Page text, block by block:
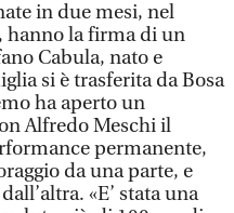
in due mesi, nel
hanno la firma di un
Cabula, nato e
si è trasferita da Bosa
ha aperto un
Alfredo Meschi il
permanente,
da una parte, e
«E’ stata una